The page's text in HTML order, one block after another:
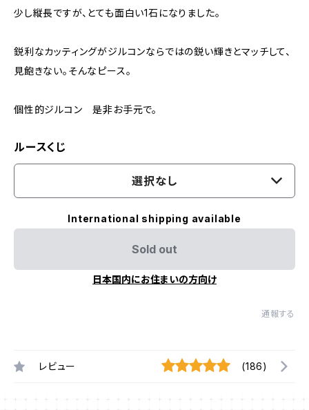
少し縦長ですが、とても面白い1石になりました。
鋭利なカッティングがジルコンならではの鋭い輝きとマッチして、
見飽きない。そんなピース。
個性的ジルコン 是非お手元で。
ルースくじ
選択なし
International shipping available
Sold out
日本国内にお住まいの方向け
通報する
レビュー (186)